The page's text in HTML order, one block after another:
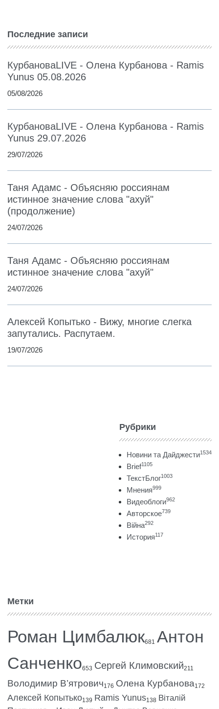
Последние записи
КурбановаLIVE - Олена Курбанова - Ramis
Yunus 05.08.2026
05/08/2026
КурбановаLIVE - Олена Курбанова - Ramis
Yunus 29.07.2026
29/07/2026
Таня Адамс - Объясняю россиянам
истинное значение слова "ахуй"
(продолжение)
24/07/2026
Таня Адамс - Объясняю россиянам
истинное значение слова "ахуй"
24/07/2026
Алексей Копытько - Вижу, многие слегка
запутались. Распутаем.
19/07/2026
Рубрики
Новини та Дайджести1534
Brief1105
ТекстБлог1003
Мнения999
Видеоблоги962
Авторское739
Війна292
История117
Метки
Роман Цимбалюк681 Антон
Санченко653 Сергей Климовский211
Володимир В’ятрович176 Олена Курбанова172
Алексей Копытько139 Ramis Yunus138 Віталій